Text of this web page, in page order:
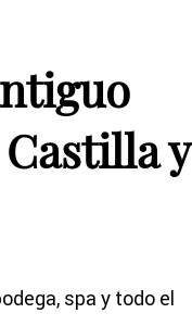
y
spa y todo el